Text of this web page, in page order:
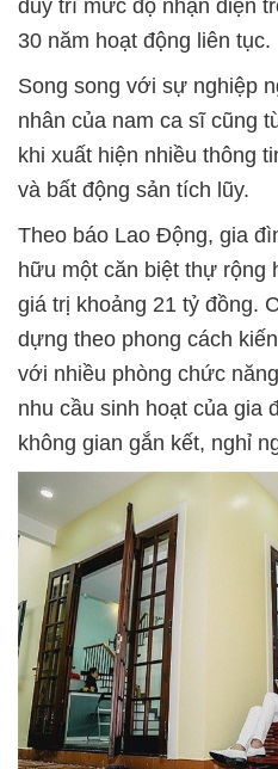
duy trì mức độ nhận diện
30 năm hoạt động liên tục.
Song song với sự nghiệp
nhân của nam ca sĩ cũng
khi xuất hiện nhiều thông
và bất động sản tích lũy.
Theo báo Lao Động, gia
hữu một căn biệt thự rộng
giá trị khoảng 21 tỷ đồng.
dựng theo phong cách
với nhiều phòng chức
nhu cầu sinh hoạt của gia
không gian gắn kết, nghỉ